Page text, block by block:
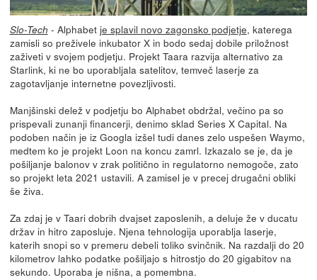
Slo-Tech - Alphabet je splavil novo zagonsko podjetje, katerega
zamisli so preživele inkubator X in bodo sedaj dobile priložnost
zaživeti v svojem podjetju. Projekt Taara razvija alternativo za
Starlink, ki ne bo uporabljala satelitov, temveč laserje za
zagotavljanje internetne povezljivosti.
Manjšinski delež v podjetju bo Alphabet obdržal, večino pa so
prispevali zunanji financerji, denimo sklad Series X Capital. Na
podoben način je iz Googla izšel tudi danes zelo uspešen Waymo,
medtem ko je projekt Loon na koncu zamrl. Izkazalo se je, da je
pošiljanje balonov v zrak politično in regulatorno nemogoče, zato
so projekt leta 2021 ustavili. A zamisel je v precej drugačni obliki
še živa.
Za zdaj je v Taari dobrih dvajset zaposlenih, a deluje že v ducatu
držav in hitro zaposluje. Njena tehnologija uporablja laserje,
katerih snopi so v premeru debeli toliko svinčnik. Na razdalji do 20
kilometrov lahko podatke pošiljajo s hitrostjo do 20 gigabitov na
sekundo. Uporaba je nišna, a pomembna.